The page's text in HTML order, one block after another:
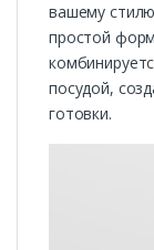
вашему
простой
посудой,
готовки.